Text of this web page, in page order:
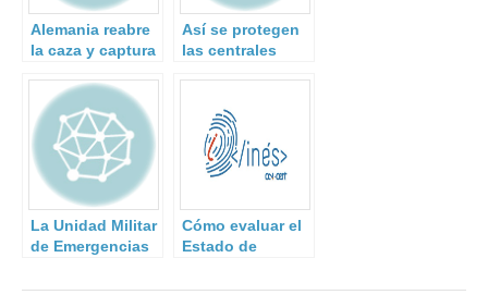
Alemania reabre
la caza y captura
Meinhof’.
Así se protegen
las centrales
ataques
terroristas.
La Unidad Militar
de Emergencias
como equipo de
Cómo evaluar el
Estado de
organismo e